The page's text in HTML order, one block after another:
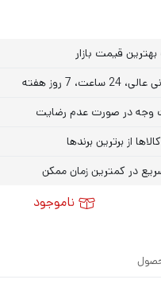
قیمت بازار
7 روز هفته
در صورت عدم رضایت
از برترین برندها
در کمترین زمان ممکن
ناموجود